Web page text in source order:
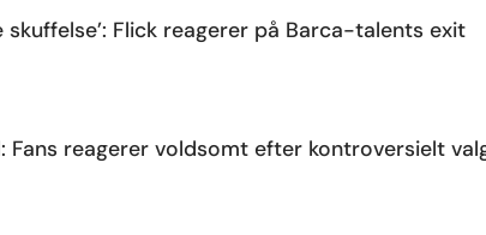
skuffelse’: Flick reagerer på Barca-talents exit
Fans reagerer voldsomt efter kontroversielt